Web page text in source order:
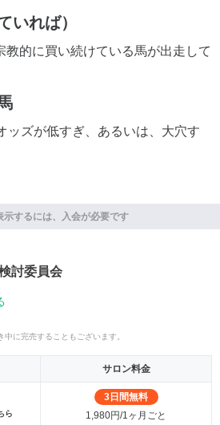
いれば）
教的に買い続けている馬が出走して
ッズが低すぎ、あるいは、大穴す
示するには、入会が必要です
討委員会
中に完売することもございます。
サロン料金
ら
3日間無料
1,980円/1ヶ月ごと